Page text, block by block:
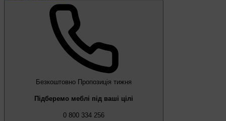
Безкоштовно Пропозиція тижня
Підберемо меблі під ваші цілі
0 800 334 256